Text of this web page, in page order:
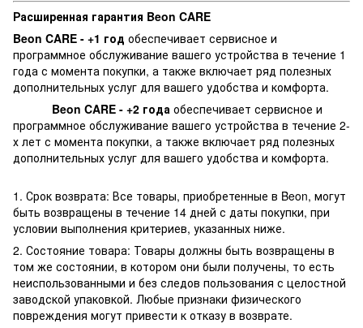
Расширенная гарантия Beon CARE
Beon CARE - +1 год обеспечивает сервисное и
программное обслуживание вашего устройства в течение 1
года с момента покупки, а также включает ряд полезных
дополнительных услуг для вашего удобства и комфорта.
Beon CARE - +2 года обеспечивает сервисное и
программное обслуживание вашего устройства в течение 2-
х лет с момента покупки, а также включает ряд полезных
дополнительных услуг для вашего удобства и комфорта.
1. Срок возврата: Все товары, приобретенные в Beon, могут
быть возвращены в течение 14 дней с даты покупки, при
условии выполнения критериев, указанных ниже.
2. Состояние товара: Товары должны быть возвращены в
том же состоянии, в котором они были получены, то есть
неиспользованными и без следов пользования с целостной
заводской упаковкой. Любые признаки физического
повреждения могут привести к отказу в возврате.